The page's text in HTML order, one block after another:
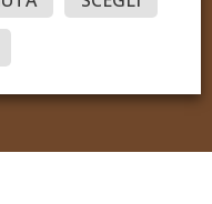
P.IVA IT02206970515